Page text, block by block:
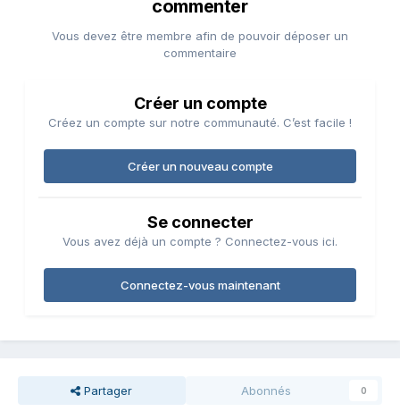
commenter
Vous devez être membre afin de pouvoir déposer un
commentaire
Créer un compte
Créez un compte sur notre communauté. C’est facile !
Créer un nouveau compte
Se connecter
Vous avez déjà un compte ? Connectez-vous ici.
Connectez-vous maintenant
Partager Abonnés 0